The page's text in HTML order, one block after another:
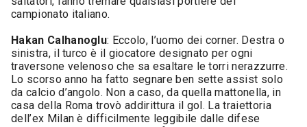
campionato italiano.
Hakan Calhanoglu: Eccolo, l’uomo dei corner. Destra o
sinistra, il turco è il giocatore designato per ogni
traversone velenoso che sa esaltare le torri nerazzurre.
Lo scorso anno ha fatto segnare ben sette assist solo
da calcio d’angolo. Non a caso, da quella mattonella, in
casa della Roma trovò addirittura il gol. La traiettoria
dell’ex Milan è difficilmente leggibile dalle difese